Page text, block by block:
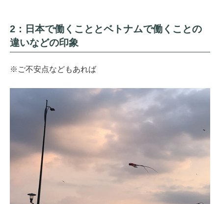
2：日本で働くこととベトナムで働くことの
違いなどの印象
※ご不安点などもあれば